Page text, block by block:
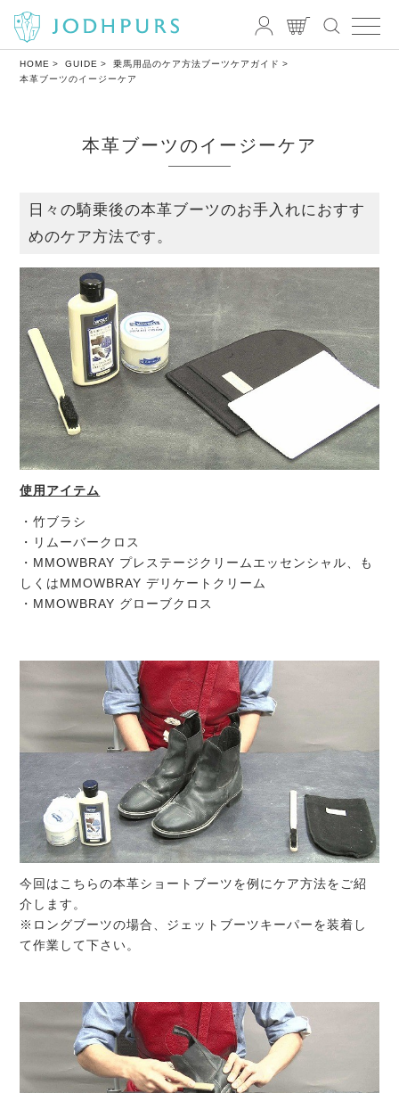
HOME GUIDE 乗馬用品のケア方法ブーツケアガイド
本革ブーツのイージーケア
本革ブーツのイージーケア
日々の騎乗後の本革ブーツのお手入れにおすす
めのケア方法です。
使用アイテム
・竹ブラシ
・リムーバークロス
・MMOWBRAY プレステージクリームエッセンシャル、も
しくはMMOWBRAY デリケートクリーム
・MMOWBRAY グローブクロス
今回はこちらの本革ショートブーツを例にケア方法をご紹
介します。
※ロングブーツの場合、ジェットブーツキーパーを装着し
て作業して下さい。